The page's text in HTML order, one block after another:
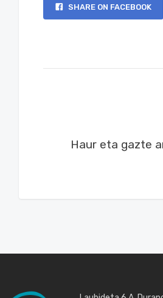
SHARE ON FACEBOOK
Haur eta gazte